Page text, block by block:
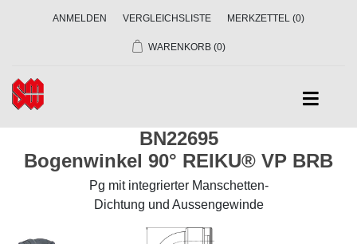
ANMELDEN VERGLEICHSLISTE MERKZETTEL (0)
WARENKORB (0)
BN22695
Bogenwinkel 90° REIKU® VP BRB
Pg mit integrierter Manschetten-
Dichtung und Aussengewinde